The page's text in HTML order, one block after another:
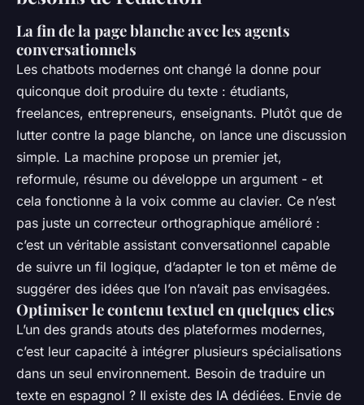
La fin de la page blanche avec les agents
conversationnels
Les chatbots modernes ont changé la donne pour
quiconque doit produire du texte : étudiants,
freelances, entrepreneurs, enseignants. Plutôt que de
lutter contre la page blanche, on lance une discussion
simple. La machine propose un premier jet,
reformule, résume ou développe un argument - et
cela fonctionne à la voix comme au clavier. Ce n’est
pas juste un correcteur orthographique amélioré :
c’est un véritable assistant conversationnel capable
de suivre un fil logique, d’adapter le ton et même de
suggérer des idées que l’on n’avait pas envisagées.
Optimiser le contenu textuel en quelques clics
L’un des grands atouts des plateformes modernes,
c’est leur capacité à intégrer plusieurs spécialisations
dans un seul environnement. Besoin de traduire un
texte en espagnol ? Il existe des IA dédiées. Envie de